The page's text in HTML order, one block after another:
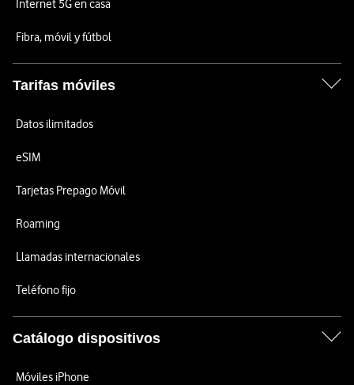
Internet 5G en casa
Fibra, móvil y fútbol
Tarifas móviles
Datos ilimitados
eSIM
Tarjetas Prepago Móvil
Roaming
Llamadas internacionales
Teléfono fijo
Catálogo dispositivos
Móviles iPhone